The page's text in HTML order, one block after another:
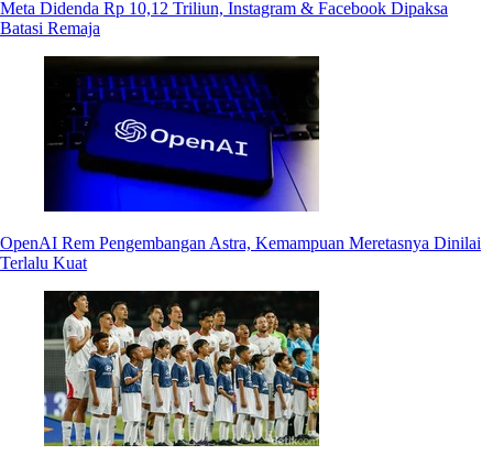
Meta Didenda Rp 10,12 Triliun, Instagram & Facebook Dipaksa
Batasi Remaja
OpenAI Rem Pengembangan Astra, Kemampuan Meretasnya Dinilai
Terlalu Kuat